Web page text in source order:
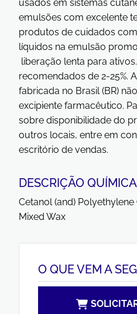
usados em sistemas
emulsões com excelente
produtos de cuidados
líquidos na emulsão
liberação lenta para
recomendados de 2-25%.
fabricada no Brasil (BR)
excipiente farmacêutico.
sobre disponibilidade do
outros locais, entre em
escritório de vendas.
DESCRIÇÃO QUÍMICA
Cetanol (and)
Mixed Wax
O QUE VEM A